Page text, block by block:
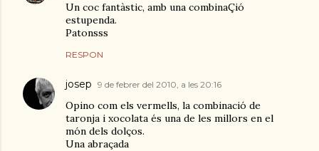
Un coc fantàstic, amb una combinaÇió
estupenda.
Patonsss
RESPON
josep 9 de febrer del 2010, a les 20:16
Opino com els vermells, la combinació de
taronja i xocolata és una de les millors en el
món dels dolços.
Una abraçada